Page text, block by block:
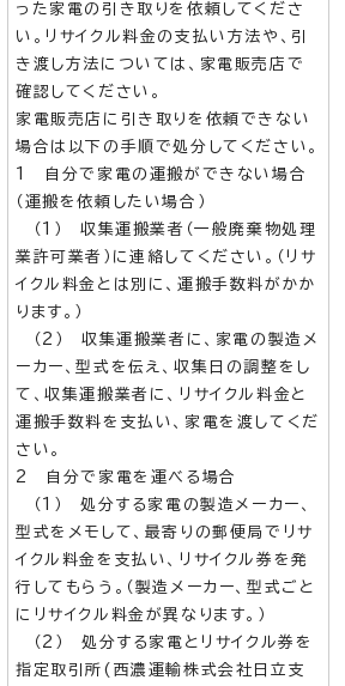
った家電の引き取りを依頼してくださ
い。リサイクル料金の支払い方法や、引
き渡し方法については、家電販売店で
確認してください。
家電販売店に引き取りを依頼できない
場合は以下の手順で処分してください。
1 自分で家電の運搬ができない場合
（運搬を依頼したい場合）
（1） 収集運搬業者（一般廃棄物処理
業許可業者）に連絡してください。（リサ
イクル料金とは別に、運搬手数料がかか
ります。）
（2） 収集運搬業者に、家電の製造メ
ーカー、型式を伝え、収集日の調整をし
て、収集運搬業者に、リサイクル料金と
運搬手数料を支払い、家電を渡してくだ
さい。
2 自分で家電を運べる場合
（1） 処分する家電の製造メーカー、
型式をメモして、最寄りの郵便局でリサ
イクル料金を支払い、リサイクル券を発
行してもらう。（製造メーカー、型式ごと
にリサイクル料金が異なります。）
（2） 処分する家電とリサイクル券を
指定取引所(西濃運輸株式会社日立支